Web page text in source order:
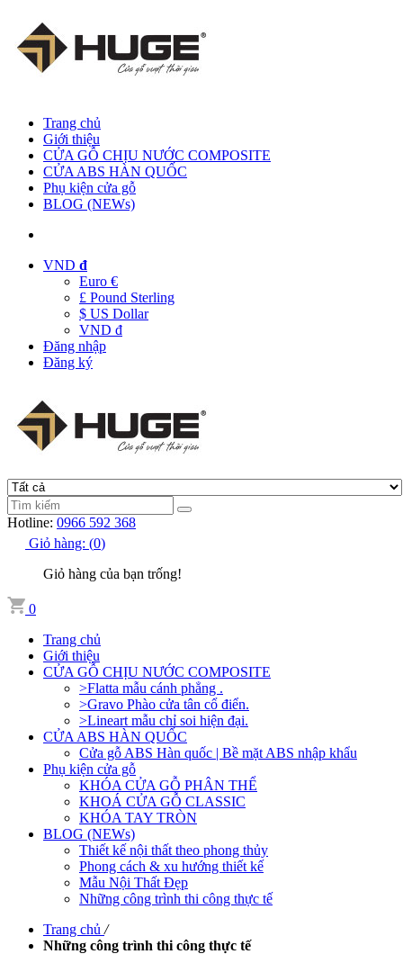
Trang chủ
Giới thiệu
CỬA GỖ CHỊU NƯỚC COMPOSITE
CỬA ABS HÀN QUỐC
Phụ kiện cửa gỗ
BLOG (NEWs)
VND đ
Euro €
£ Pound Sterling
$ US Dollar
VND đ
Đăng nhập
Đăng ký
Hotline: 0966 592 368
Giỏ hàng: (0)
Giỏ hàng của bạn trống!
0
Trang chủ
Giới thiệu
CỬA GỖ CHỊU NƯỚC COMPOSITE
>Flatta mẫu cánh phẳng .
>Gravo Phào cửa tân cổ điển.
>Lineart mẫu chỉ soi hiện đại.
CỬA ABS HÀN QUỐC
Cửa gỗ ABS Hàn quốc | Bề mặt ABS nhập khẩu
Phụ kiện cửa gỗ
KHÓA CỬA GỖ PHÂN THỂ
KHOÁ CỬA GỖ CLASSIC
KHÓA TAY TRÒN
BLOG (NEWs)
Thiết kế nội thất theo phong thủy
Phong cách & xu hướng thiết kế
Mẫu Nội Thất Đẹp
Những công trình thi công thực tế
Trang chủ /
Những công trình thi công thực tế